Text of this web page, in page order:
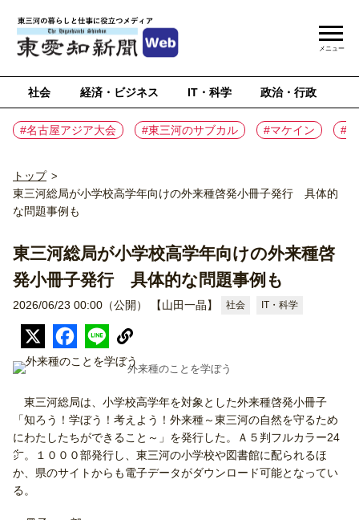
社会 経済・ビジネス IT・科学 政治・行政
#名古屋アジア大会 #東三河のサブカル #マケイン #
メニュー
トップ >
東三河総局が小学校高学年向けの外来種啓発小冊子発行 具体的
な問題事例も
東三河総局が小学校高学年向けの外来種啓
発小冊子発行 具体的な問題事例も
2026/06/23 00:00（公開） 【山田一晶】 社会 IT・科学
外来種のことを学ぼう
東三河総局は、小学校高学年を対象とした外来種啓発小冊子
「知ろう！学ぼう！考えよう！外来種～東三河の自然を守るため
にわたしたちができること～」を発行した。Ａ５判フルカラー24
㌻。１０００部発行し、東三河の小学校や図書館に配られるほ
か、 県のサイトからも電子データがダウンロード可能となってい
る。